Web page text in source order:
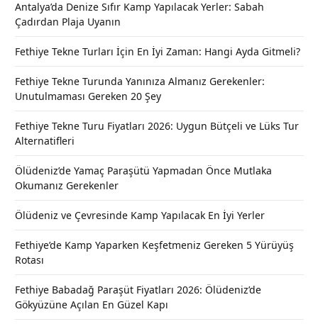
Antalya’da Denize Sıfır Kamp Yapılacak Yerler: Sabah
Çadırdan Plaja Uyanın
Fethiye Tekne Turları İçin En İyi Zaman: Hangi Ayda Gitmeli?
Fethiye Tekne Turunda Yanınıza Almanız Gerekenler:
Unutulmaması Gereken 20 Şey
Fethiye Tekne Turu Fiyatları 2026: Uygun Bütçeli ve Lüks Tur
Alternatifleri
Ölüdeniz’de Yamaç Paraşütü Yapmadan Önce Mutlaka
Okumanız Gerekenler
Ölüdeniz ve Çevresinde Kamp Yapılacak En İyi Yerler
Fethiye’de Kamp Yaparken Keşfetmeniz Gereken 5 Yürüyüş
Rotası
Fethiye Babadağ Paraşüt Fiyatları 2026: Ölüdeniz’de
Gökyüzüne Açılan En Güzel Kapı